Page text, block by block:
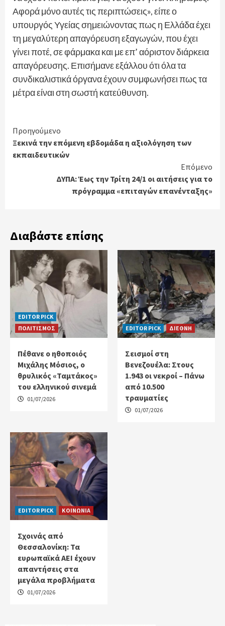
Αφορά μόνο αυτές τις περιπτώσεις», είπε ο
υπουργός Υγείας σημειώνοντας πως η Ελλάδα έχει
τη μεγαλύτερη απαγόρευση εξαγωγών, που έχει
γίνει ποτέ, σε φάρμακα και με επ’ αόριστον διάρκεια
απαγόρευσης. Επισήμανε εξάλλου ότι όλα τα
συνδικαλιστικά όργανα έχουν συμφωνήσει πως τα
μέτρα είναι στη σωστή κατεύθυνση.
Continue
Reading
Προηγούμενο
Ξεκινά την επόμενη εβδομάδα η αξιολόγηση των
εκπαιδευτικών
Επόμενο
ΔΥΠΑ: Έως την Τρίτη 24/1 οι αιτήσεις για το
πρόγραμμα «επιταγών επανένταξης»
Διαβάστε επίσης
EDITOR PICK
ΠΟΛΙΤΙΣΜΟΣ
Πέθανε ο ηθοποιός
Μιχάλης Μόσιος, ο
θρυλικός «Ταμτάκος»
του ελληνικού σινεμά
01/07/2026
EDITOR PICK ΔΙΕΘΝΗ
Σεισμοί στη
Βενεζουέλα: Στους
1.943 οι νεκροί – Πάνω
από 10.500
τραυματίες
01/07/2026
EDITOR PICK ΚΟΙΝΩΝΙΑ
Σχοινάς από
Θεσσαλονίκη: Τα
ευρωπαϊκά ΑΕΙ έχουν
απαντήσεις στα
μεγάλα προβλήματα
01/07/2026